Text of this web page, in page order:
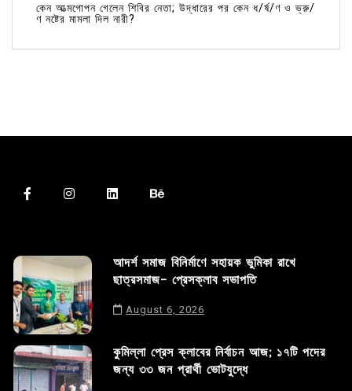
কেন আত্মগোপন গেলেন শিবির নেতা; উদ্ধারের পর কেন ধ/র্ষ/ণ ও ভ্রু/
ণ নষ্টের মামলা দিল নারী?
আদর্শ সমাজ বিনির্মাণে সহায়ক ভুমিকা রাখে
ছাত্রসমাজ- প্রেসক্লাব সভাপতি
August 6, 2026
কুমিল্লা প্রেস ক্লাবের নির্বাচন আজ; ১৭টি পদের
জন্য ৩৩ জন প্রার্থী ভোটযুদ্ধে